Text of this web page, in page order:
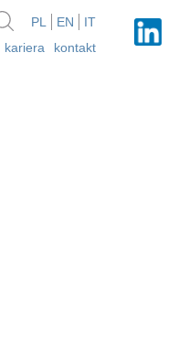
PL EN
IT
kariera kontakt